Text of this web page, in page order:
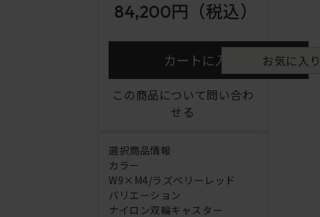
84,200円 （税込）
カートに入れる お気に入
この商品について問い合わ
せる
選択商品情報
カラー
W9×M4/ラズベリーレッド
バリエーション
ナイロン双輪キャスター